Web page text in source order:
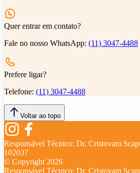
Quer entrar em contato?
Fale no nosso WhatsApp: (11) 3047-4488
Prefere ligar?
Telefone: (11) 3047-4488
Voltar ao topo
Responsável Técnico: Dr. Cristovam
102037
© Copyright 2026
Responsável Técnico: Dr. Cristovam